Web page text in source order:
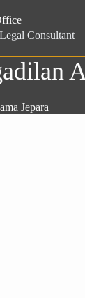
Consultant
Jepara